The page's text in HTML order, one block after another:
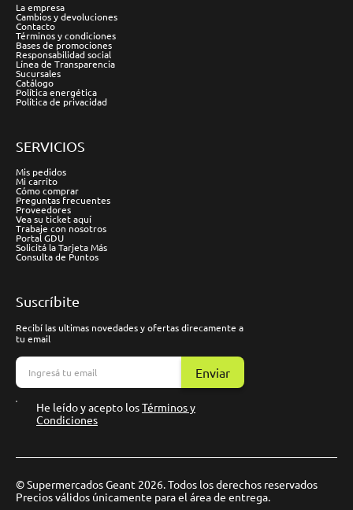
La empresa
Cambios y devoluciones
Contacto
Términos y condiciones
Bases de promociones
Responsabilidad social
Línea de Transparencia
Sucursales
Catálogo
Política energética
Política de privacidad
SERVICIOS
Mis pedidos
Mi carrito
Cómo comprar
Preguntas frecuentes
Proveedores
Vea su ticket aquí
Trabaje con nosotros
Portal GDU
Solicitá la Tarjeta Más
Consulta de Puntos
Suscríbite
Recibí las ultimas novedades y ofertas direcamente a
tu email
Enviar
He leído y acepto losTérminos y
Condiciones
© Supermercados Geant 2026. Todos los derechos reservados
Precios válidos únicamente para el área de entrega.